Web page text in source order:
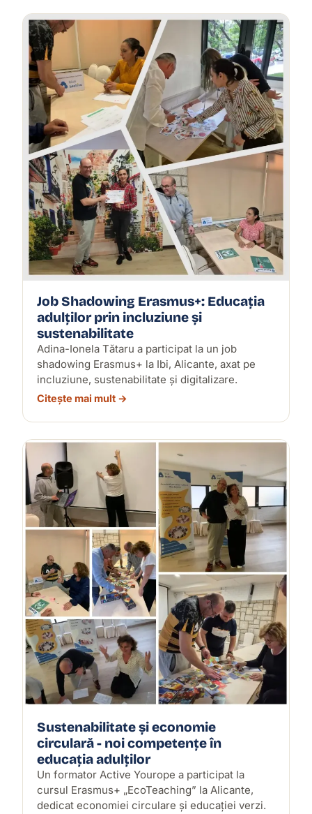
Job Shadowing Erasmus+: Educația
adulților prin incluziune și
sustenabilitate
Adina-Ionela Tătaru a participat la un job
shadowing Erasmus+ la Ibi, Alicante, axat pe
incluziune, sustenabilitate și digitalizare.
Citește mai mult →
Sustenabilitate și economie
circulară - noi competențe în
educația adulților
Un formator Active Yourope a participat la
cursul Erasmus+ „EcoTeaching” la Alicante,
dedicat economiei circulare și educației verzi.